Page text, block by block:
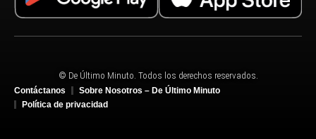
© De Último Minuto. Todos los derechos reservados.
Contáctanos
Sobre Nosotros – De Último Minuto
Política de privacidad